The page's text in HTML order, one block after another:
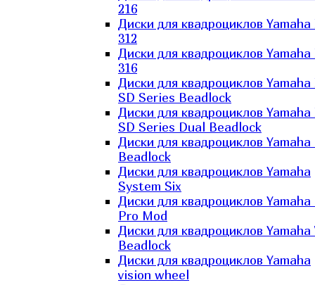
216
Диски для квадроциклов
312
Диски для квадроциклов
316
Диски для квадроциклов
SD Series Beadlock
Диски для квадроциклов
SD Series Dual Beadlock
Диски для квадроциклов Yamaha
Beadlock
Диски для квадроциклов Yamaha
System Six
Диски для квадроциклов Yamaha
Pro Mod
Диски для квадроциклов Yamaha
Beadlock
Диски для квадроциклов Yamaha
vision wheel